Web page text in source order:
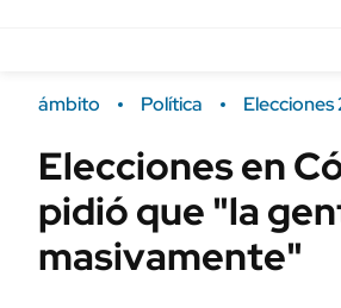
Campo
FINANZAS
Dólar
ámbito Política Elecciones
Elecciones en
pidió que "la
masivamente"